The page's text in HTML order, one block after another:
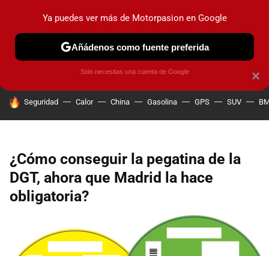
PRUEBAS COCHES ELÉCTRICOS OBSERVATORIO
HOY SE HABLA DE
Seguridad Calor China Gasolina GPS SUV
¿Cómo conseguir la pegatina de la
DGT, ahora que Madrid la hace
obligatoria?
×
Ya puedes ver más de Motorpasion en Google
Añádenos como fuente preferida
Solo necesitas una cuenta de Google